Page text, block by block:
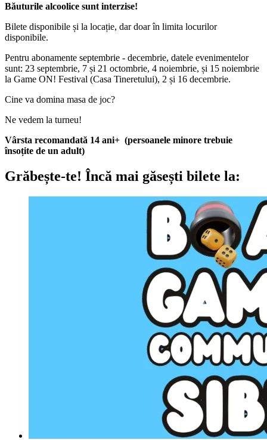
Băuturile alcoolice sunt interzise!
Bilete disponibile și la locație, dar doar în limita locurilor
disponibile.
Pentru abonamente septembrie - decembrie, datele evenimentelor
sunt: 23 septembrie, 7 și 21 octombrie, 4 noiembrie, și 15 noiembrie
la Game ON! Festival (Casa Tineretului), 2 și 16 decembrie.
Cine va domina masa de joc?
Ne vedem la turneu!
Vârsta recomandată 14 ani+ (persoanele minore trebuie
însoțite de un adult)
Grăbește-te! Încă mai găsești bilete la: